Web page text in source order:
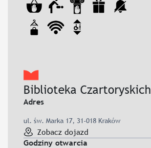
Biblioteka Czartoryskich
Adres
ul. św. Marka 17, 31-018 Kraków
Zobacz dojazd
Godziny otwarcia